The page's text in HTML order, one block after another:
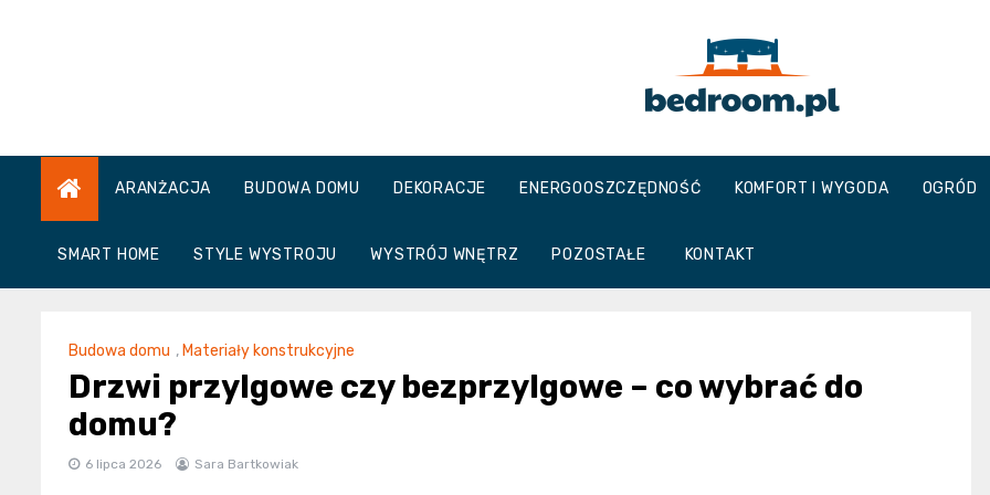
Bedroom.pl
ARANŻACJA BUDOWA DOMU DEKORACJE ENERGOOSZCZĘDNOŚĆ KOMFORT I WYGODA OGRÓD
SMART HOME STYLE WYSTROJU WYSTRÓJ WNĘTRZ POZOSTAŁE KONTAKT
Budowa domu , Materiały konstrukcyjne
Drzwi przylgowe czy bezprzylgowe – co wybrać do
domu?
6 lipca 2026 Sara Bartkowiak